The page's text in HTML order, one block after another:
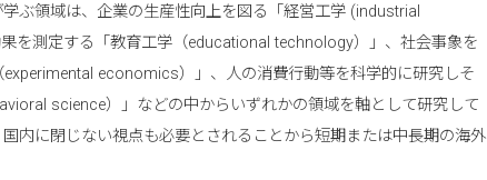
ぶ領域は、企業の生産性向上を図る「経営工学 (industrial
を測定する「教育工学（educational technology）」、社会事象を
economics）」、人の消費行動等を科学的に研究しそ
science）」などの中からいずれかの領域を軸として研究して
内に閉じない視点も必要とされることから短期または中長期の海外